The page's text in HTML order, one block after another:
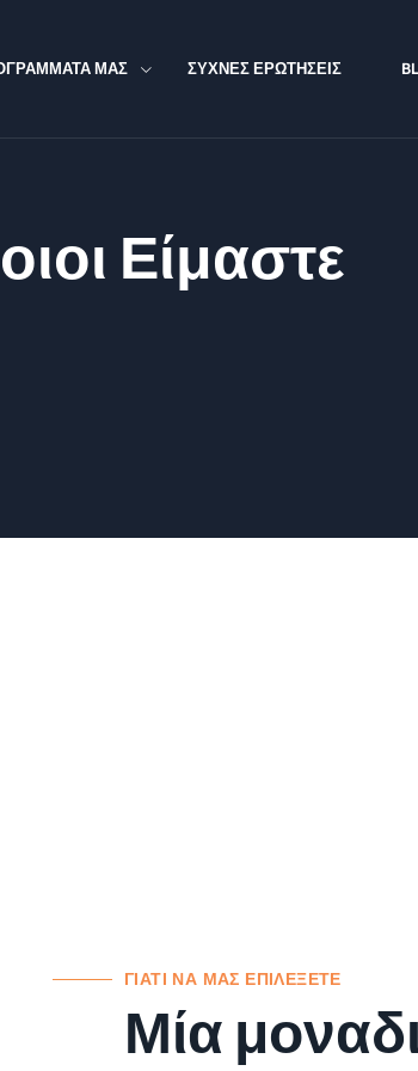
ΜΑΣ ΣΥΧΝΕΣ ΕΡΩΤΗΣΕΙΣ
Είμαστε
ΓΙΑΤΙ ΝΑ ΜΑΣ ΕΠΙΛΕΞΕΤΕ
Μία